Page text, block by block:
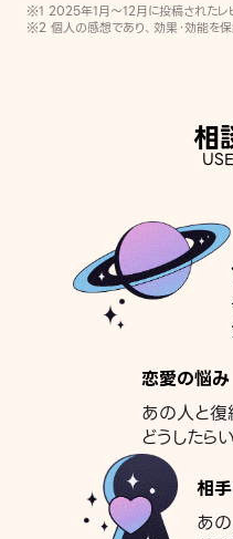
※1 2025年1月〜12月に投稿されたレ
※2 個人の感想であり、効果・効能を
相
恋愛の悩み
あの人と
どうしたら
相
あ